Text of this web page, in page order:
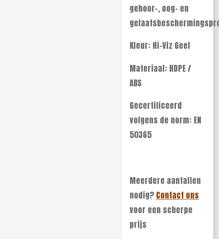
gehoor-, oog- en
Kleur: Hi-Viz Geel
Materiaal: HDPE /
ABS
Gecertificeerd
volgens de norm: EN
50365
Meerdere aantallen
nodig? Contact ons
voor een scherpe
prijs